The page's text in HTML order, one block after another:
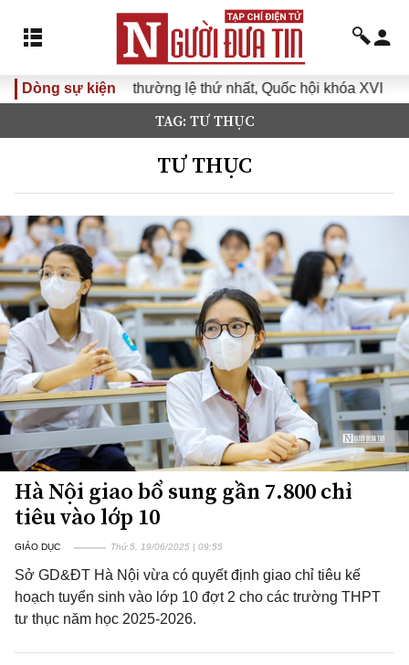
Dòng sự kiện
không thường lệ thứ nhất, Quốc hội khóa XVI Đưa
TAG: TƯ THỤC
TƯ THỤC
Hà Nội giao bổ sung gần 7.800 chỉ
tiêu vào lớp 10
GIÁO DỤC Thứ 5, 19/06/2025 | 09:55
Sở GD&ĐT Hà Nội vừa có quyết định giao chỉ tiêu kế
hoạch tuyển sinh vào lớp 10 đợt 2 cho các trường THPT
tư thục năm học 2025-2026.